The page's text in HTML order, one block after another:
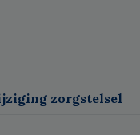
zorgstelsel